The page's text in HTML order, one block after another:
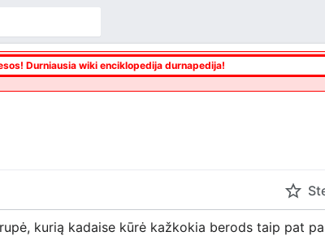
Durniausia wiki enciklopedija durnapedija!
kurią kadaise kūrė kažkokia berods taip pat